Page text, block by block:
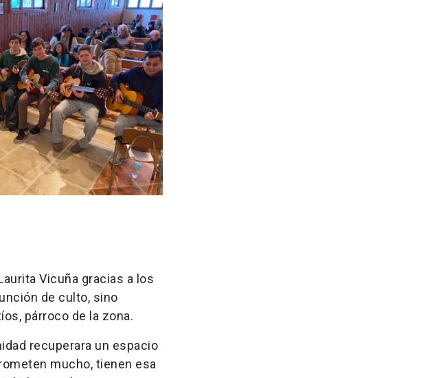
Vicuña gracias a los
de culto, sino
párroco de la zona.
recuperara un espacio
mucho, tienen esa